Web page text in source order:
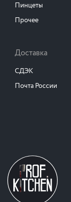
Пинцеты
Прочее
Доставка
СДЭК
Почта России